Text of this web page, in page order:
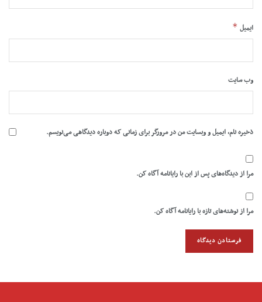
ایمیل *
وب‌ سایت
ذخیره نام، ایمیل و وبسایت من در مرورگر برای زمانی که دوباره دیدگاهی می‌نویسم.
مرا از دیدگاه‌های پس از این با رایانامه آگاه کن.
مرا از نوشته‌های تازه با رایانامه آگاه کن.